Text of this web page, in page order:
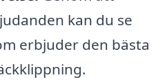
kan du se
erbjuder den bästa